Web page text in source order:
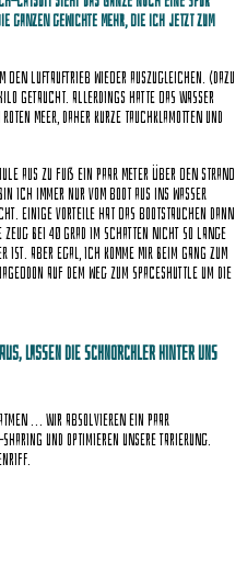
ganzen Gewichte mehr, die ich jetzt zum
den Luftauftrieb wieder auszugleichen. (Dazu
getaucht. Allerdings hatte das Wasser
Meer, daher kurze Tauchklamotten und
aus zu Fuß ein paar Meter über den Strand
ich immer nur vom Boot aus ins Wasser
Einige Vorteile hat das Bootstauchen dann
bei 40 Grad im Schatten nicht so lange
Aber egal, ich komme mir beim Gang zum
auf dem Weg zum Spaceshuttle um die
lassen die Schnorchler hinter uns
… wir absolvieren ein paar
und optimieren unsere Tarierung.